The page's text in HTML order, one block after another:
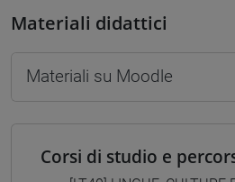
Materiali didattici
Materiali su Moodle
Corsi di studio e